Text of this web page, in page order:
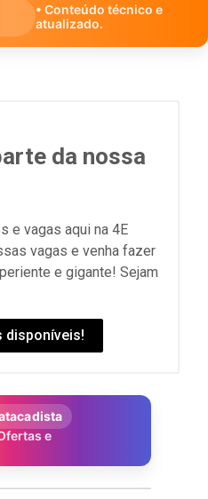
• Conteúdo técnico e
atualizado.
da nossa
e vagas aqui na 4E
vagas e venha fazer
e gigante! Sejam
disponíveis!
e